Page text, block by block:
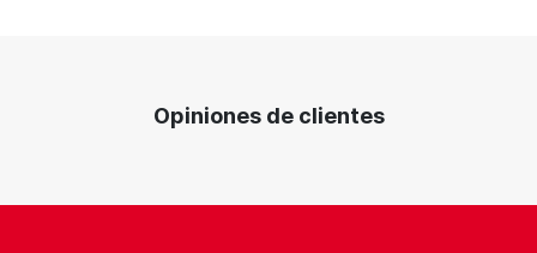
Opiniones de clientes